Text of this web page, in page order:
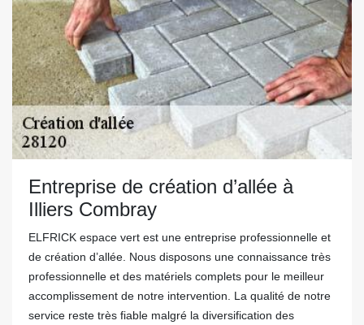
Entreprise de création d’allée à
Illiers Combray
ELFRICK espace vert est une entreprise professionnelle et
de création d’allée. Nous disposons une connaissance très
professionnelle et des matériels complets pour le meilleur
accomplissement de notre intervention. La qualité de notre
service reste très fiable malgré la diversification des